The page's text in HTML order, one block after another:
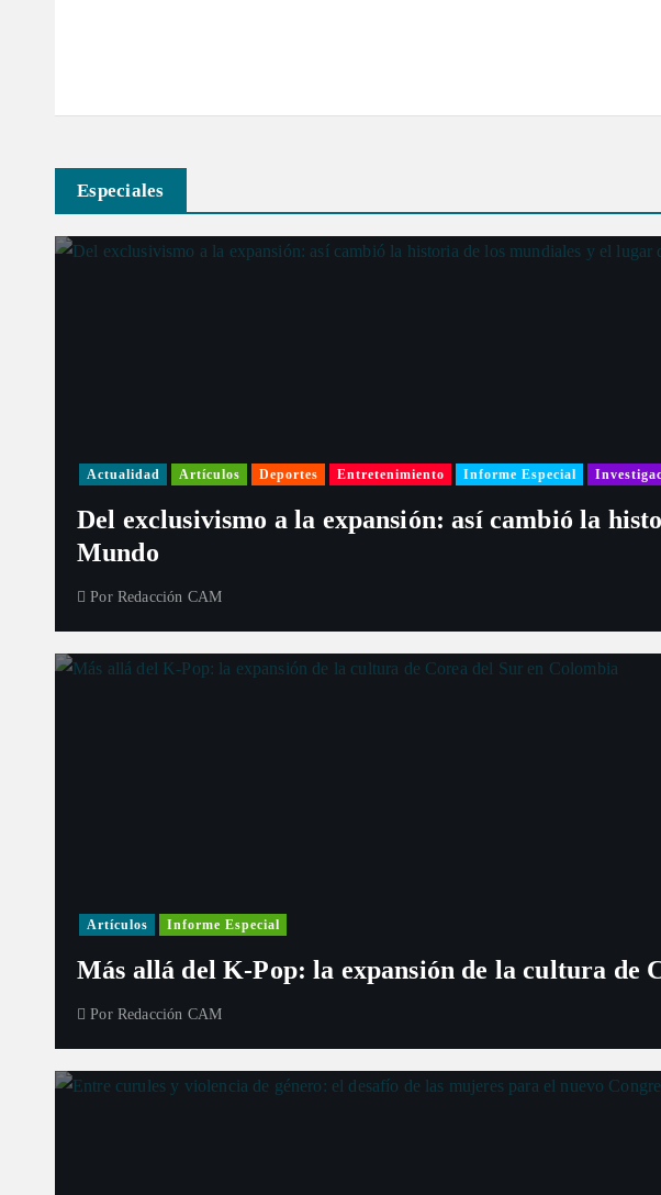
r
a
d
Especiales
Actualidad Artículos Deportes Entretenimiento Informe Especial
Del exclusivismo a la expansión: así cambió la
Mundo
Por Redacción CAM
Artículos Informe Especial
Más allá del K-Pop: la expansión de la cultura de
Por Redacción CAM